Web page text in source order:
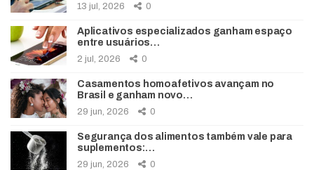
13 jul, 2026 0
Aplicativos especializados ganham espaço
entre usuários…
2 jul, 2026 0
Casamentos homoafetivos avançam no
Brasil e ganham novo…
29 jun, 2026 0
Segurança dos alimentos também vale para
suplementos:…
29 jun, 2026 0